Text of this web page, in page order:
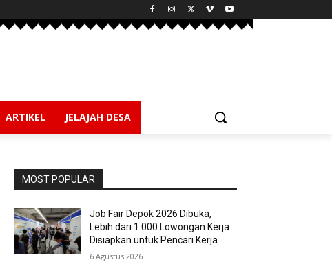
ARTIKEL JELAJAH DESA
MOST POPULAR
Job Fair Depok 2026 Dibuka,
Lebih dari 1.000 Lowongan Kerja
Disiapkan untuk Pencari Kerja
6 Agustus 2026